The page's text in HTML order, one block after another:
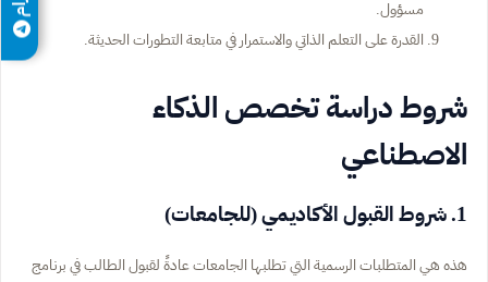
مسؤول.
القدرة على التعلم الذاتي والاستمرار في متابعة التطورات الحديثة.
شروط دراسة تخصص الذكاء
الاصطناعي
1. شروط القبول الأكاديمي (للجامعات)
هذه هي المتطلبات الرسمية التي تطلبها الجامعات عادةً لقبول الطالب في برنامج